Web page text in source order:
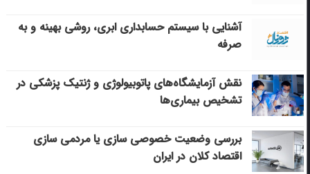
آشنایی با سیستم حسابداری ابری، روشی بهینه و به
صرفه
نقش آزمایشگاه‌های پاتوبیولوژی و ژنتیک پزشکی در
تشخیص بیماری‌ها
بررسی وضعیت خصوصی سازی یا مردمی سازی
اقتصاد کلان در ایران